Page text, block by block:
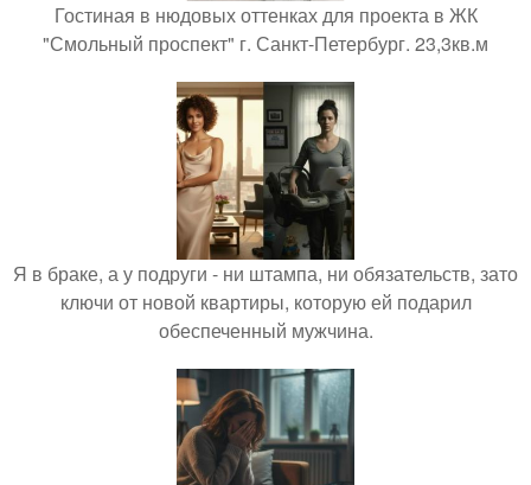
Гостиная в нюдовых оттенках для проекта в ЖК
"Смольный проспект" г. Санкт-Петербург. 23,3кв.м
Я в браке, а у подруги - ни штампа, ни обязательств, зато
ключи от новой квартиры, которую ей подарил
обеспеченный мужчина.